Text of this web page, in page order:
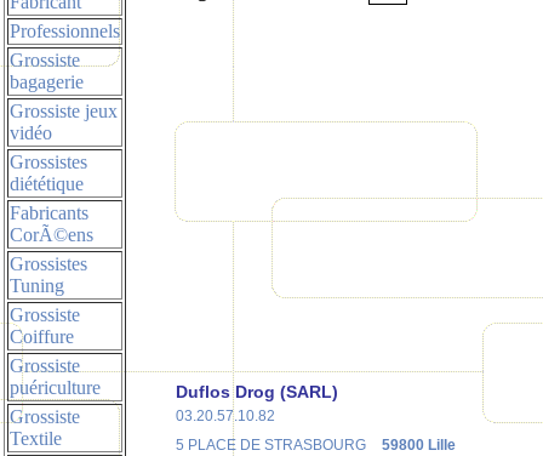
Professionnels
Grossiste
bagagerie
Grossiste jeux
vidéo
Grossistes
diététique
Fabricants
CorÃ©ens
Grossistes
Tuning
Grossiste
Coiffure
Grossiste
puériculture
Grossiste
Textile
Duflos Drog (SARL)
03.20.57.10.82
5 PLACE DE STRASBOURG
59800 Lille